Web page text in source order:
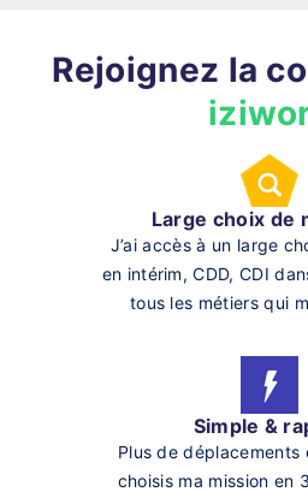
Rejoignez la
Large choix de
J’ai accès à un large
en intérim, CDD, CDI
tous les métiers qui
Simple &
Plus de déplacements
choisis ma mission en